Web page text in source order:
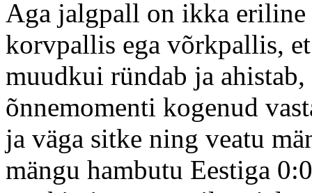
Aga jalgpall on ikka eriline
korvpallis ega võrkpallis,
muudkui ründab ja
õnnemomenti kogenud
ja väga sitke ning veatu
mängu hambutu Eestiga